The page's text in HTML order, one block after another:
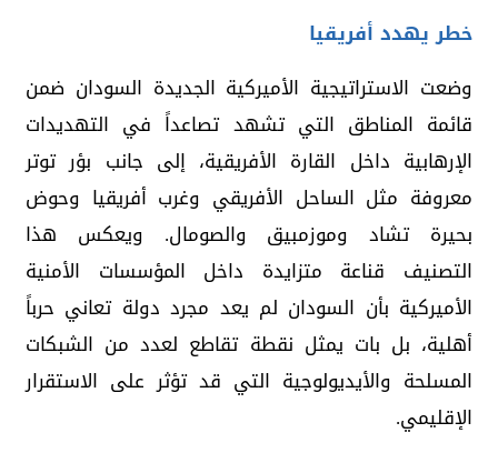
خطر يهدد أفريقيا
وضعت الاستراتيجية الأميركية الجديدة السودان ضمن
قائمة المناطق التي تشهد تصاعداً في التهديدات
الإرهابية داخل القارة الأفريقية، إلى جانب بؤر توتر
معروفة مثل الساحل الأفريقي وغرب أفريقيا وحوض
بحيرة تشاد وموزمبيق والصومال. ويعكس هذا
التصنيف قناعة متزايدة داخل المؤسسات الأمنية
الأميركية بأن السودان لم يعد مجرد دولة تعاني حرباً
أهلية، بل بات يمثل نقطة تقاطع لعدد من الشبكات
المسلحة والأيديولوجية التي قد تؤثر على الاستقرار
الإقليمي.